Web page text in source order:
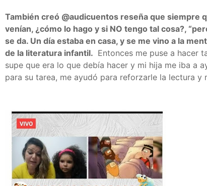
También creó @audicuentos reseña que siempre
venían, ¿cómo lo hago y si NO tengo tal cosa?,
se da. Un día estaba en casa, y se me vino a la
de la literatura infantil. Entonces me puse a hacer
supe que era lo que debía hacer y mi hija me iba a
para su tarea, me ayudó para reforzarle la lectura y